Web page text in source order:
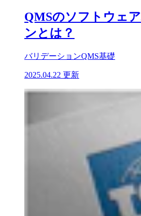
QMSのソフトウェ
ンとは？
バリデーションQMS基礎
2025.04.22 更新